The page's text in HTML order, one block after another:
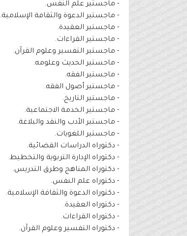
- ماجستير علم النفس.
- ماجستير الدعوة والثقافة الإسلامية.
- ماجستير العقيدة.
- ماجستير القراءات.
- ماجستير التفسير وعلوم القرآن.
- ماجستير الحديث وعلومه.
- ماجستير الفقه.
- ماجستير أصول الفقه.
- ماجستير التاريخ.
- ماجستير الخدمة الاجتماعية.
- ماجستير الأدب والنقد والبلاغة.
- ماجستير اللغويات.
- دكتوراه الدراسات القضائية.
- دكتوراه الإدارة التربوية والتخطيط.
- دكتوراه المناهج وطرق التدريس.
- دكتوراه علم النفس.
- دكتوراه الدعوة والثقافة الإسلامية.
- دكتوراه العقيدة.
- دكتوراه القراءات.
- دكتوراه التفسير وعلوم القرآن.